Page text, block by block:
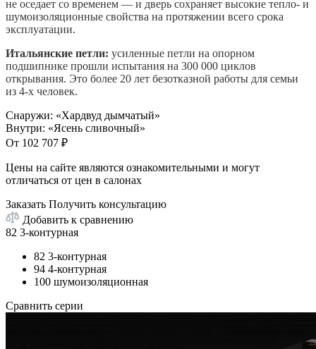
не оседает со временем — и дверь сохраняет высокие тепло- и
шумоизоляционные свойства на протяжении всего срока
эксплуатации.
Итальянские петли: усиленные петли на опорном
подшипнике прошли испытания на 300 000 циклов
открывания. Это более 20 лет безотказной работы для семьи
из 4-х человек.
Снаружи: «Хардвуд дымчатый»
Внутри: «Ясень сливочный»
От 102 707 ₽
Цены на сайте являются ознакомительными и могут
отличаться от цен в салонах
Заказать Получить консультацию
Добавить к сравнению
82 3-контурная
82 3-контурная
94 4-контурная
100 шумоизоляционная
Сравнить серии